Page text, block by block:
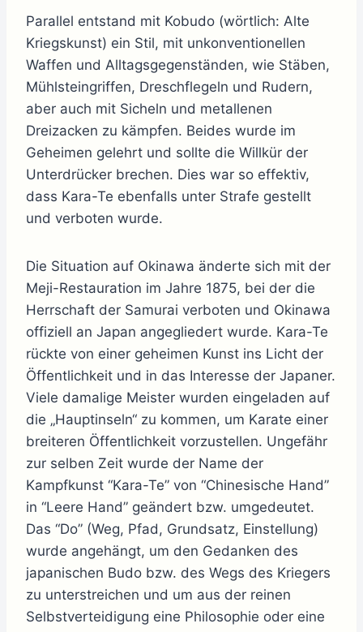
Parallel entstand mit Kobudo (wörtlich: Alte
Kriegskunst) ein Stil, mit unkonventionellen
Waffen und Alltagsgegenständen, wie Stäben,
Mühlsteingriffen, Dreschflegeln und Rudern,
aber auch mit Sicheln und metallenen
Dreizacken zu kämpfen. Beides wurde im
Geheimen gelehrt und sollte die Willkür der
Unterdrücker brechen. Dies war so effektiv,
dass Kara-Te ebenfalls unter Strafe gestellt
und verboten wurde.
Die Situation auf Okinawa änderte sich mit der
Meji-Restauration im Jahre 1875, bei der die
Herrschaft der Samurai verboten und Okinawa
offiziell an Japan angegliedert wurde. Kara-Te
rückte von einer geheimen Kunst ins Licht der
Öffentlichkeit und in das Interesse der Japaner.
Viele damalige Meister wurden eingeladen auf
die „Hauptinseln“ zu kommen, um Karate einer
breiteren Öffentlichkeit vorzustellen. Ungefähr
zur selben Zeit wurde der Name der
Kampfkunst “Kara-Te” von “Chinesische Hand”
in “Leere Hand” geändert bzw. umgedeutet.
Das “Do” (Weg, Pfad, Grundsatz, Einstellung)
wurde angehängt, um den Gedanken des
japanischen Budo bzw. des Wegs des Kriegers
zu unterstreichen und um aus der reinen
Selbstverteidigung eine Philosophie oder eine